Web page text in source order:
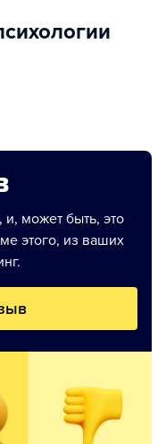
и, может быть, это
этого, из ваших